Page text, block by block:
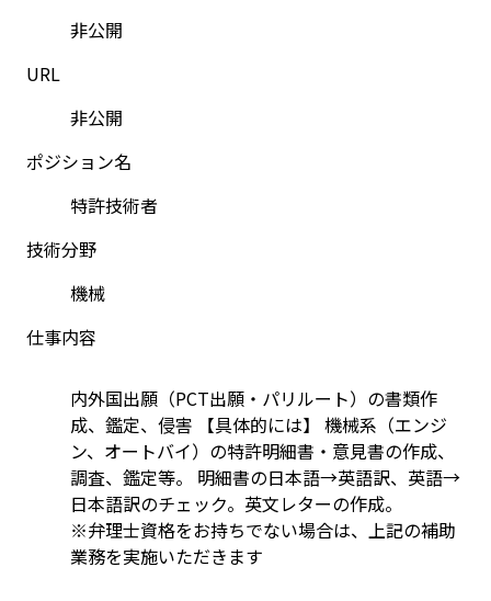
非公開
URL
非公開
ポジション名
特許技術者
技術分野
機械
仕事内容
内外国出願（PCT出願・パリルート）の書類作
成、鑑定、侵害 【具体的には】 機械系（エンジ
ン、オートバイ）の特許明細書・意見書の作成、
調査、鑑定等。 明細書の日本語→英語訳、英語→
日本語訳のチェック。英文レターの作成。
※弁理士資格をお持ちでない場合は、上記の補助
業務を実施いただきます